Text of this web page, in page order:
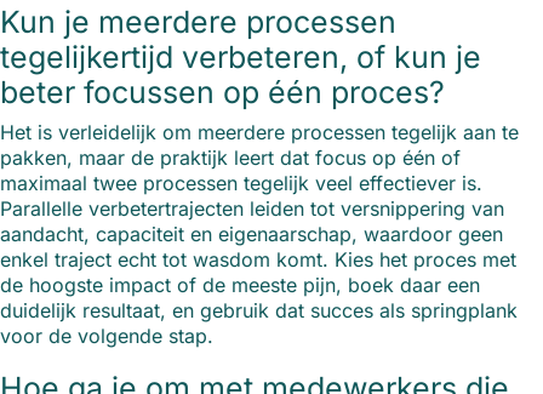
Kun je meerdere processen
tegelijkertijd verbeteren, of kun je
beter focussen op één proces?
Het is verleidelijk om meerdere processen tegelijk aan te
pakken, maar de praktijk leert dat focus op één of
maximaal twee processen tegelijk veel effectiever is.
Parallelle verbetertrajecten leiden tot versnippering van
aandacht, capaciteit en eigenaarschap, waardoor geen
enkel traject echt tot wasdom komt. Kies het proces met
de hoogste impact of de meeste pijn, boek daar een
duidelijk resultaat, en gebruik dat succes als springplank
voor de volgende stap.